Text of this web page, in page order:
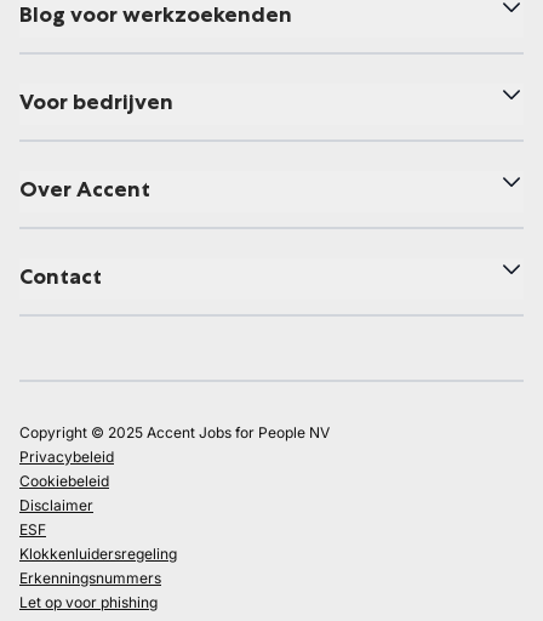
Blog voor werkzoekenden
Voor bedrijven
Over Accent
Contact
Copyright © 2025 Accent Jobs for People NV
Privacybeleid
Cookiebeleid
Disclaimer
ESF
Klokkenluidersregeling
Erkenningsnummers
Let op voor phishing